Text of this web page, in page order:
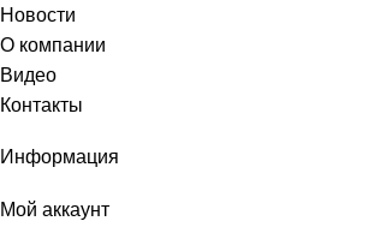
Новости
О компании
Видео
Контакты
Информация
Мой аккаунт